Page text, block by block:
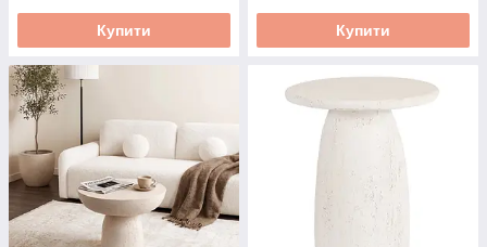
Купити Купити